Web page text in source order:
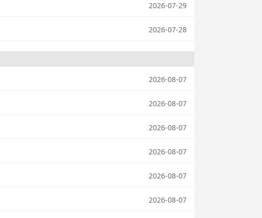
2026-07-29
2026-07-28
2026-08-07
2026-08-07
2026-08-07
2026-08-07
2026-08-07
2026-08-07